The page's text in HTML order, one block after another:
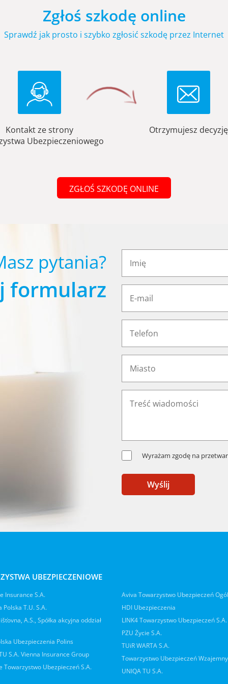
Zgłoś szkodę online
Sprawdź jak prosto i szybko zgłosić szkodę przez Internet
Kontakt ze strony
Ubezpieczeniowego
Otrzymujesz decyzję
ZGŁOŚ SZKODĘ ONLINE
pytania?
formularz
Wyrażam zgodę na
Wyślij
UBEZPIECZENIOWE
Insurance S.A.
Polska T.U. S.A.
A.S., Spółka akcyjna oddział
Ubezpieczenia Polins
S.A. Vienna Insurance Group
Towarzystwo Ubezpieczeń S.A.
Aviva Towarzystwo Ubezpieczeń
HDI Ubezpieczenia
LINK4 Towarzystwo Ubezpieczeń S.A.
PZU Życie S.A.
TUiR WARTA S.A.
Towarzystwo Ubezpieczeń
UNIQA TU S.A.